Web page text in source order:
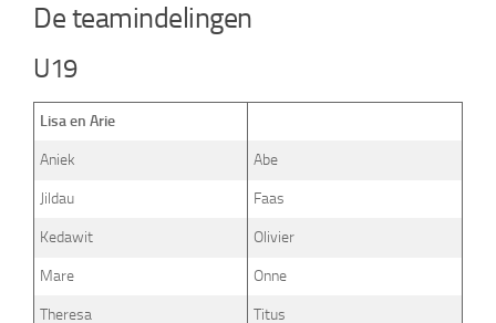
De teamindelingen
U19
Lisa en Arie
Aniek Abe
Jildau Faas
Kedawit Olivier
Mare Onne
Theresa Titus